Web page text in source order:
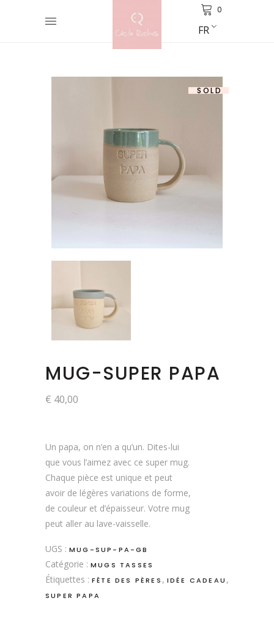
0
FR
SOLD
MUG-SUPER PAPA
€ 40,00
Un papa, on n’en a qu’un. Dites-lui
que vous l’aimez avec ce super mug.
Chaque pièce est unique et peut
avoir de légères variations de forme,
de couleur et d’épaisseur. Votre mug
peut aller au lave-vaisselle.
UGS : MUG-SUP-PA-GB
Catégorie : MUGS TASSES
Étiquettes : FÊTE DES PÈRES , IDÉE CADEAU ,
SUPER PAPA